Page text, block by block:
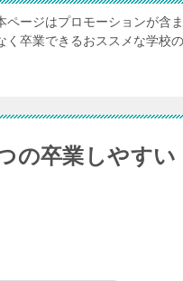
ページはプロモーションが含
く卒業できるおススメな学校
の卒業しやすい